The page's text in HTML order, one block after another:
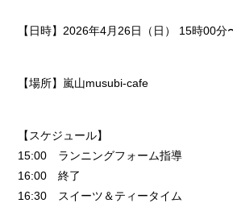
【日時】2026年4月26日（日） 15時00分
【場所】嵐山musubi-cafe
【スケジュール】
15:00 ランニングフォーム指導
16:00 終了
16:30 スイーツ＆ティータイム